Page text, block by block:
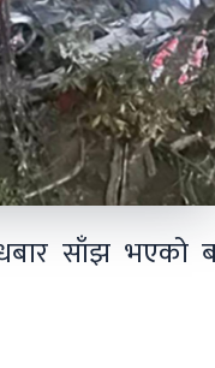
साँझ भएको